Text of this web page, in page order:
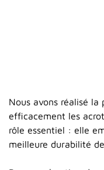
Nous avons réalisé
efficacement les
rôle essentiel : elle
meilleure durabilité